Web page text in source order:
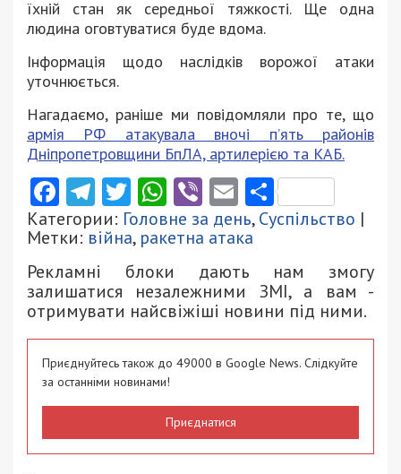
їхній стан як середньої тяжкості. Ще одна
людина оговтуватися буде вдома.
Інформація щодо наслідків ворожої атаки
уточнюється.
Нагадаємо, раніше ми повідомляли про те, що
армія РФ атакувала вночі п’ять районів
Дніпропетровщини БпЛА, артилерією та КАБ.
Facebook
Telegram
Twitter
WhatsApp
ViberEmail
Категории: Головне за день,Суспільство |
Метки: війна, ракетна атака
Рекламні блоки дають нам змогу
залишатися незалежними ЗМІ, а вам -
отримувати найсвіжіші новини під ними.
Приєднуйтесь також до 49000 в Google News. Слідкуйте
за останніми новинами!
Приєднатися